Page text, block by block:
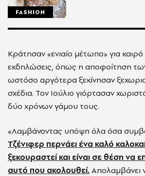
FASHION
Κράτησαν «ενιαίο μέτωπο» για καιρό
εκδηλώσεις, όπως η αποφοίτηση
ωστόσο αργότερα ξεκίνησαν
σχέδια. Τον Ιούλιο γιόρτασαν
δύο χρόνων γάμου τους.
«Λαμβάνοντας υπόψη όλα όσα
Τζένιφερ περνάει ένα καλό
ξεκουραστεί και είναι σε θέση να
αυτό που ακολουθεί.Απολαμβάνει